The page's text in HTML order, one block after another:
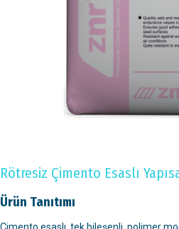
Rötresiz Çimento Esaslı
Ürün Tanıtımı
Çimento esaslı, tek bileşenli, polimer